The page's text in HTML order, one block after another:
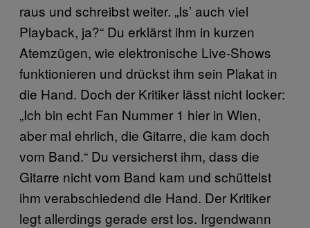
raus und schreibst weiter. „Is’ auch viel
Playback, ja?“ Du erklärst ihm in kurzen
Atemzügen, wie elektronische Live-Shows
funktionieren und drückst ihm sein Plakat in
die Hand. Doch der Kritiker lässt nicht locker:
„Ich bin echt Fan Nummer 1 hier in Wien,
aber mal ehrlich, die Gitarre, die kam doch
vom Band.“ Du versicherst ihm, dass die
Gitarre nicht vom Band kam und schüttelst
ihm verabschiedend die Hand. Der Kritiker
legt allerdings gerade erst los. Irgendwann